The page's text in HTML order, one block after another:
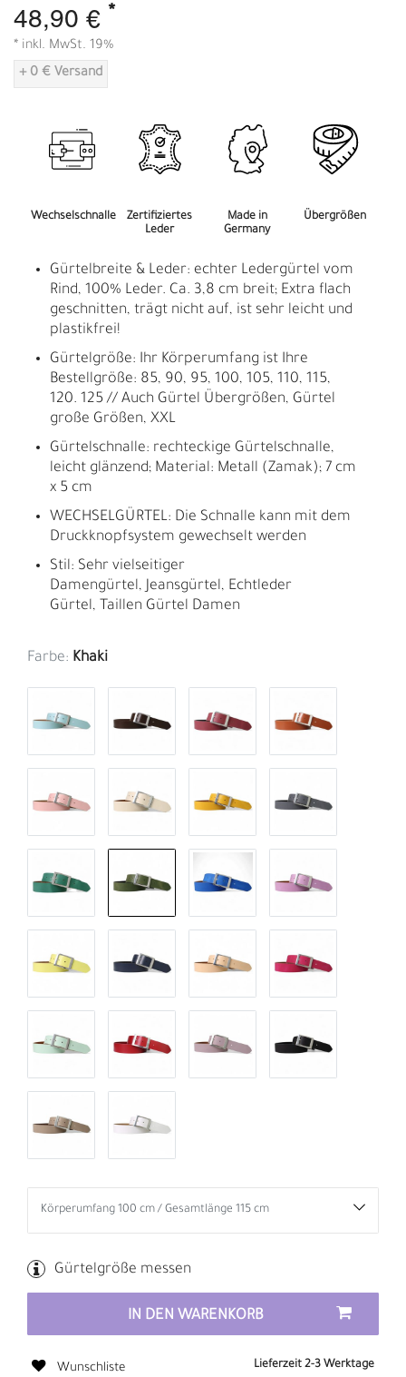
48,90 € *
* inkl. MwSt. 19%
+ 0 € Versand
Wechselschnalle
Zertifiziertes
Leder
Made in
Germany
Übergrößen
Gürtelbreite & Leder: echter Ledergürtel vom
Rind, 100% Leder. Ca. 3,8 cm breit; Extra flach
geschnitten, trägt nicht auf, ist sehr leicht und
plastikfrei!
Gürtelgröße: Ihr Körperumfang ist Ihre
Bestellgröße: 85, 90, 95, 100, 105, 110, 115,
120. 125 // Auch Gürtel Übergrößen, Gürtel
große Größen, XXL
Gürtelschnalle: rechteckige Gürtelschnalle,
leicht glänzend; Material: Metall (Zamak); 7 cm
x 5 cm
WECHSELGÜRTEL: Die Schnalle kann mit dem
Druckknopfsystem gewechselt werden
Stil: Sehr vielseitiger
Damengürtel, Jeansgürtel, Echtleder
Gürtel, Taillen Gürtel Damen
Farbe: Khaki
Gürtelgröße messen
IN DEN WARENKORB
Wunschliste Lieferzeit 2-3 Werktage